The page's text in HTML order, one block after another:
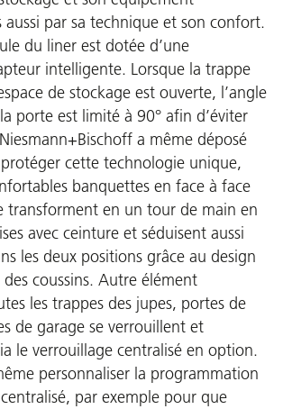
aussi par sa technique et son confort.
du liner est dotée d’une
intelligente. Lorsque la trappe
de stockage est ouverte, l’angle
porte est limité à 90° afin d’éviter
a même déposé
cette technologie unique,
banquettes en face à face
transforment en un tour de main en
avec ceinture et séduisent aussi
les deux positions grâce au design
coussins. Autre élément
les trappes des jupes, portes de
de garage se verrouillent et
le verrouillage centralisé en option.
personnaliser la programmation
par exemple pour que